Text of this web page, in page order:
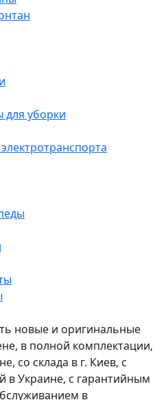
уборки
новые и оригинальные
в полной комплектации,
со склада в г. Киев, с
в Украине, с гарантийным
в